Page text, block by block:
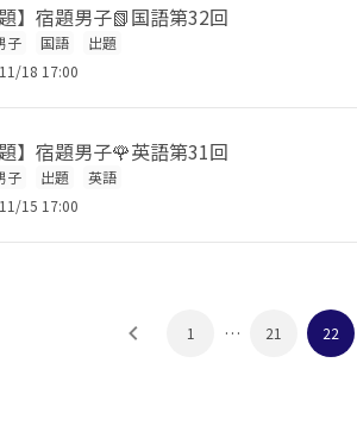
題】宿題男子📗国語第32回
子 国語
出題
18 17:00
題】宿題男子🌹英語第31回
子 出題
英語
15 17:00
1 … 21 22